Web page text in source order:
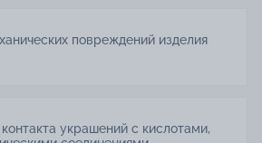
повреждений изделия
украшений с кислотами,